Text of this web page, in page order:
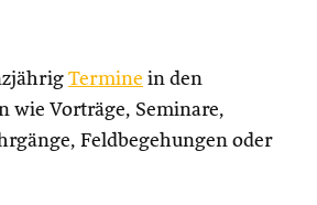
Termine in den
wie Vorträge, Seminare,
Feldbegehungen oder